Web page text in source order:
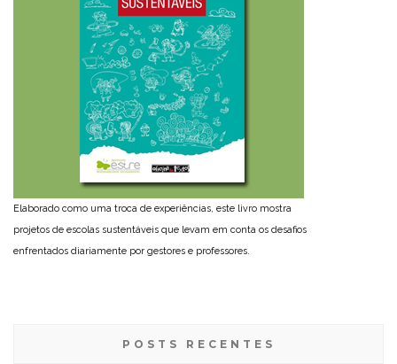
Elaborado como uma troca de experiências, este livro mostra
projetos de escolas sustentáveis que levam em conta os desafios
enfrentados diariamente por gestores e professores.
POSTS RECENTES